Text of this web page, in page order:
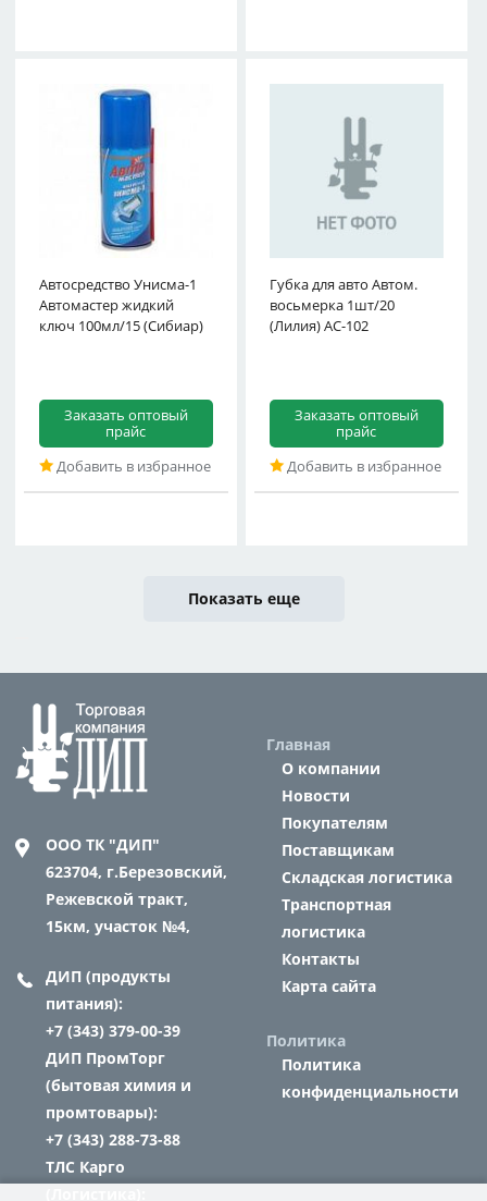
Автосредство Унисма-1
Автомастер жидкий
ключ 100мл/15 (Сибиар)
Заказать оптовый
прайс
Добавить в избранное
Губка для авто Автом.
восьмерка 1шт/20
(Лилия) АС-102
Заказать оптовый
прайс
Добавить в избранное
Показать еще
ООО ТК "ДИП"
623704, г.Березовский,
Режевской тракт,
15км, участок №4,
ДИП (продукты
питания):
+7 (343) 379-00-39
ДИП ПромТорг
(бытовая химия и
промтовары):
+7 (343) 288-73-88
ТЛС Карго
Главная
О компании
Новости
Покупателям
Поставщикам
Складская логистика
Транспортная
логистика
Контакты
Карта сайта
Политика
Политика
конфиденциальности